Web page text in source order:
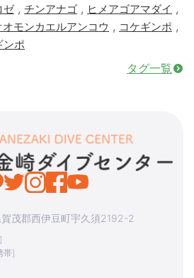
ゼ, チンアナゴ , ヒメアゴアマダイ ,
オモンカエルアンコウ , コケギンポ ,
ンポ
タグ一覧
茂郡西伊豆町宇久須2192-2
帯]